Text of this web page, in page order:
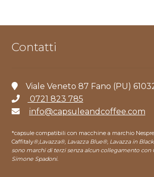
Contatti
Viale Veneto 87 Fano (PU)
0721 823 785
info@capsuleandcoffee.com
*capsule compatibili con macchine a marchio
Caffitaly®,Lavazza®, Lavazza Blue®, Lavazza in
sono marchi di terzi senza alcun collegamento con
Simone Spadoni.